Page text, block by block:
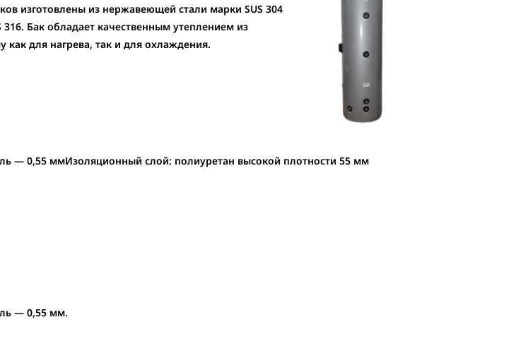
изготовлены из нержавеющей стали марки SUS 304
Бак обладает качественным утеплением из
как для нагрева, так и для охлаждения.
— 0,55 ммИзоляционный слой: полиуретан высокой плотности 55 мм
— 0,55 мм.